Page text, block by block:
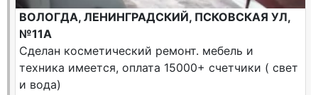
ВОЛОГДА, ЛЕНИНГРАДСКИЙ, ПСКОВСКАЯ УЛ,
№11А
Сделан косметический ремонт. мебель и
техника имеется, оплата 15000+ счетчики ( свет
и вода)